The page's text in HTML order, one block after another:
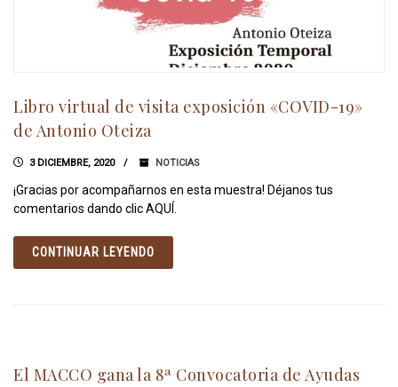
Libro virtual de visita exposición «COVID-19»
de Antonio Oteiza
3 DICIEMBRE, 2020 NOTICIAS
¡Gracias por acompañarnos en esta muestra! Déjanos tus
comentarios dando clic AQUÍ.
CONTINUAR LEYENDO
El MACCO gana la 8ª Convocatoria de Ayudas